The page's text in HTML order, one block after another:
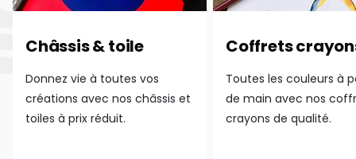
Châssis & toile
Donnez vie à toutes vos
créations avec nos châssis et
toiles à prix réduit.
Coffrets
Toutes les couleurs à
de main avec nos
crayons de qualité.